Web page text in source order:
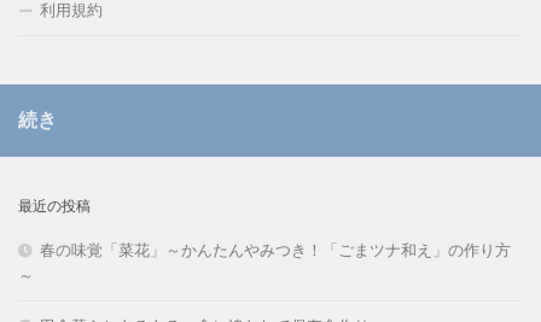
利用規約
続き
最近の投稿
春の味覚「菜花」～かんたんやみつき！「ごまツナ和え」の作り方
～